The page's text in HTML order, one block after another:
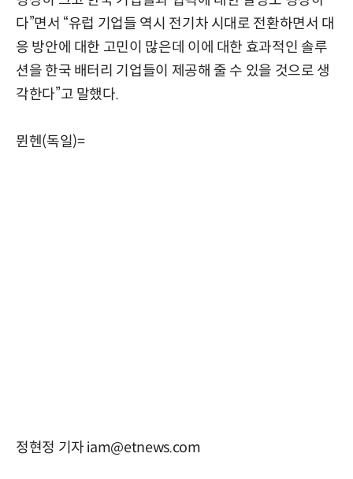
다”면서 “유럽 기업들 역시 전기차 시대로 전환하면서 대
응 방안에 대한 고민이 많은데 이에 대한 효과적인 솔루
션을 한국 배터리 기업들이 제공해 줄 수 있을 것으로 생
각한다”고 말했다.
뮌헨(독일)=
정현정 기자 iam@etnews.com